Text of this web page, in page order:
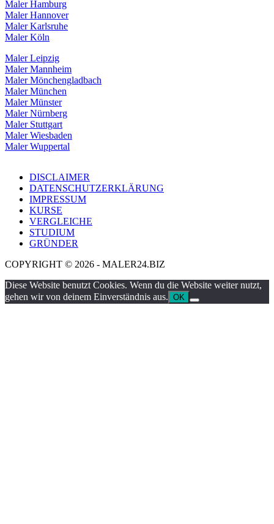
Maler Hamburg
Maler Hannover
Maler Karlsruhe
Maler Köln
Maler Leipzig
Maler Mannheim
Maler Mönchengladbach
Maler München
Maler Münster
Maler Nürnberg
Maler Stuttgart
Maler Wiesbaden
Maler Wuppertal
DISCLAIMER
DATENSCHUTZERKLÄRUNG
IMPRESSUM
KURSE
VERGLEICHE
STUDIUM
GRÜNDER
COPYRIGHT © 2026 - MALER24.BIZ
Diese Website benutzt Cookies. Wenn du die Website weiter nutzt,
gehen wir von deinem Einverständnis aus. OK